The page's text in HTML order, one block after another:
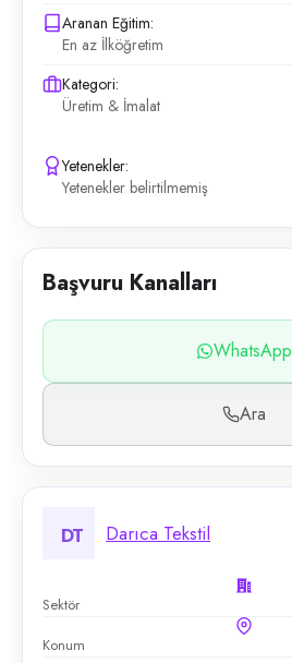
Aranan Eğitim:
En az İlköğretim
Kategori:
Üretim & İmalat
Yetenekler:
Yetenekler belirtilmemiş
Başvuru Kanalları
WhatsApp
Ara
DT Darıca Tekstil
Sektör
Konum